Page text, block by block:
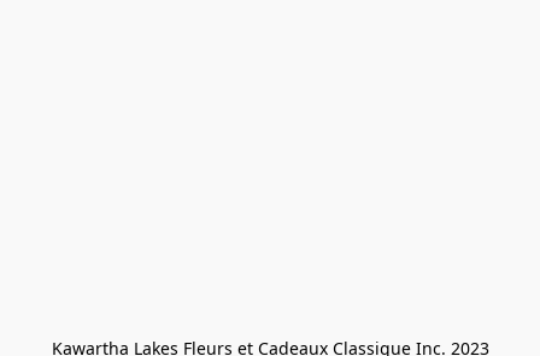
Kawartha Lakes Fleurs et Cadeaux Classique Inc. 2023